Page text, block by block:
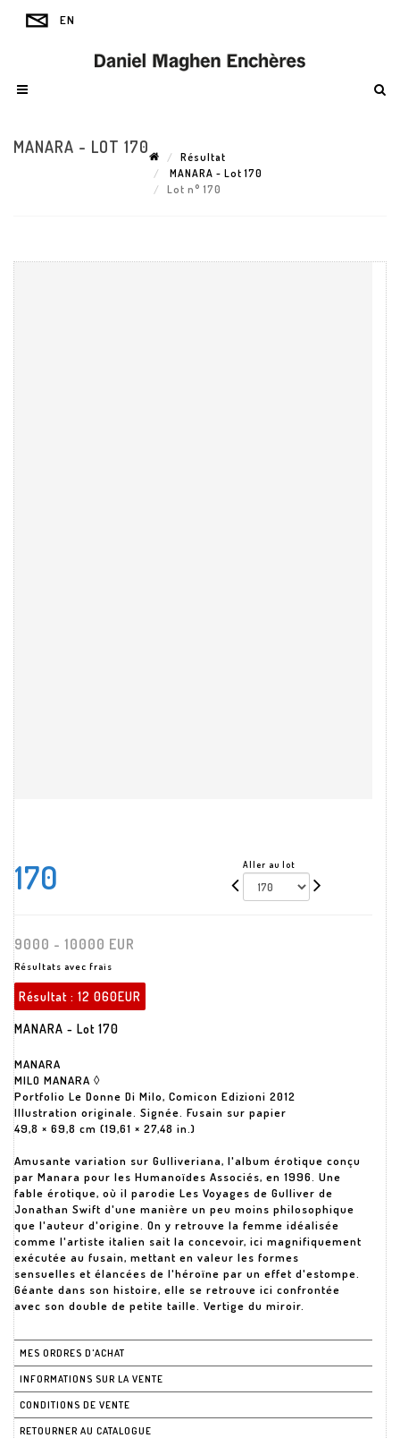
MANARA - LOT 170
Résultat
MANARA - Lot 170
Lot n° 170
170 Aller au lot
9000 - 10000 EUR
Résultats avec frais
Résultat : 12 060EUR
MANARA - Lot 170
MANARA
MILO MANARA ◊
Portfolio Le Donne Di Milo, Comicon Edizioni 2012
Illustration originale. Signée. Fusain sur papier
49,8 × 69,8 cm (19,61 × 27,48 in.)
Amusante variation sur Gulliveriana, l'album érotique conçu
par Manara pour les Humanoïdes Associés, en 1996. Une
fable érotique, où il parodie Les Voyages de Gulliver de
Jonathan Swift d'une manière un peu moins philosophique
que l'auteur d'origine. On y retrouve la femme idéalisée
comme l'artiste italien sait la concevoir, ici magnifiquement
exécutée au fusain, mettant en valeur les formes
sensuelles et élancées de l'héroïne par un effet d'estompe.
Géante dans son histoire, elle se retrouve ici confrontée
avec son double de petite taille. Vertige du miroir.
MES ORDRES D'ACHAT
INFORMATIONS SUR LA VENTE
CONDITIONS DE VENTE
RETOURNER AU CATALOGUE